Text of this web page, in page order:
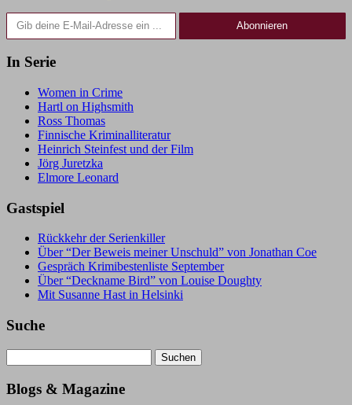
Gib deine E-Mail-Adresse ein ...
Abonnieren
In Serie
Women in Crime
Hartl on Highsmith
Ross Thomas
Finnische Kriminalliteratur
Heinrich Steinfest und der Film
Jörg Juretzka
Elmore Leonard
Gastspiel
Rückkehr der Serienkiller
Über “Der Beweis meiner Unschuld” von Jonathan Coe
Gespräch Krimibestenliste September
Über “Deckname Bird” von Louise Doughty
Mit Susanne Hast in Helsinki
Suche
nach:
Blogs & Magazine